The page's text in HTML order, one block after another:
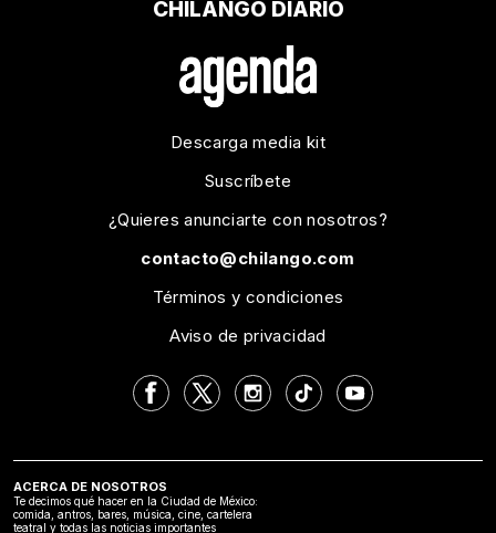
CHILANGO DIARIO
Descarga media kit
Suscríbete
¿Quieres anunciarte con nosotros?
contacto@chilango.com
Términos y condiciones
Aviso de privacidad
ACERCA DE NOSOTROS
Te decimos qué hacer en la Ciudad de México:
comida, antros, bares, música, cine, cartelera
teatral y todas las noticias importantes